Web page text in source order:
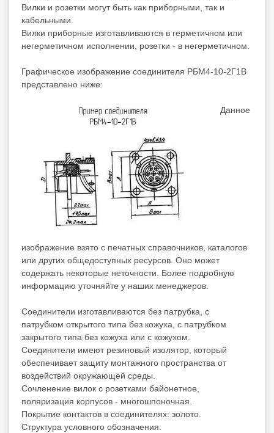
Вилки и розетки могут быть как приборными, так и
кабельными.
Вилки приборные изготавливаются в герметичном или
негерметичном исполнении, розетки - в негерметичном.
Графическое изображение соединителя РБМ4-10-2Г1В
представлено ниже:
Данное
изображение взято с печатных справочников, каталогов
или других общедоступных ресурсов. Оно может
содержать некоторые неточности. Более подробную
информацию уточняйте у наших менеджеров.
Соединители изготавливаются без патрубка, с
патрубком открытого типа без кожуха, с патрубком
закрытого типа без кожуха или с кожухом.
Соединители имеют резиновый изолятор, который
обеспечивает защиту монтажного пространства от
воздействий окружающей среды.
Сочленение вилок с розетками байонетное,
поляризация корпусов - многошпоночная.
Покрытие контактов в соединителях: золото.
Структура условного обозначения: